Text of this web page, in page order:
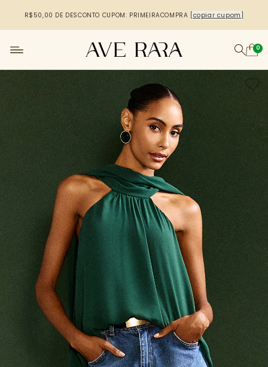
R$50,00 DE DESCONTO CUPOM: PRIMEIRACOMPRA [copiar cupom]
0